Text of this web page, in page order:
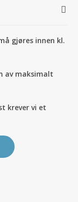
gjøres innen kl.
av maksimalt
krever vi et